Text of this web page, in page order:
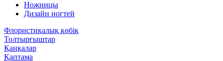
Ножницы
Дизайн ногтей
Флористикалық көбік
Толтырғыштар
Қаңқалар
Қаптама